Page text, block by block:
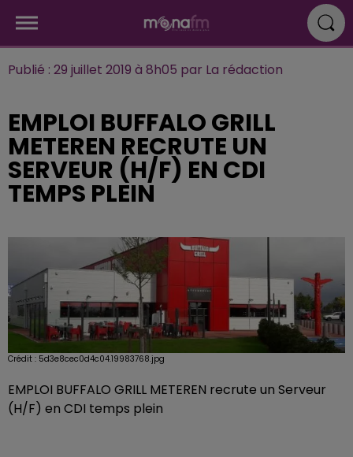
Publié : 29 juillet 2019 à 8h05 par La rédaction
EMPLOI BUFFALO GRILL
METEREN RECRUTE UN
SERVEUR (H/F) EN CDI
TEMPS PLEIN
Crédit : 5d3e8cec0d4c04.19983768.jpg
EMPLOI BUFFALO GRILL METEREN recrute un Serveur
(H/F) en CDI temps plein